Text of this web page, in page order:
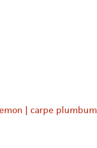
| carpe plumbum